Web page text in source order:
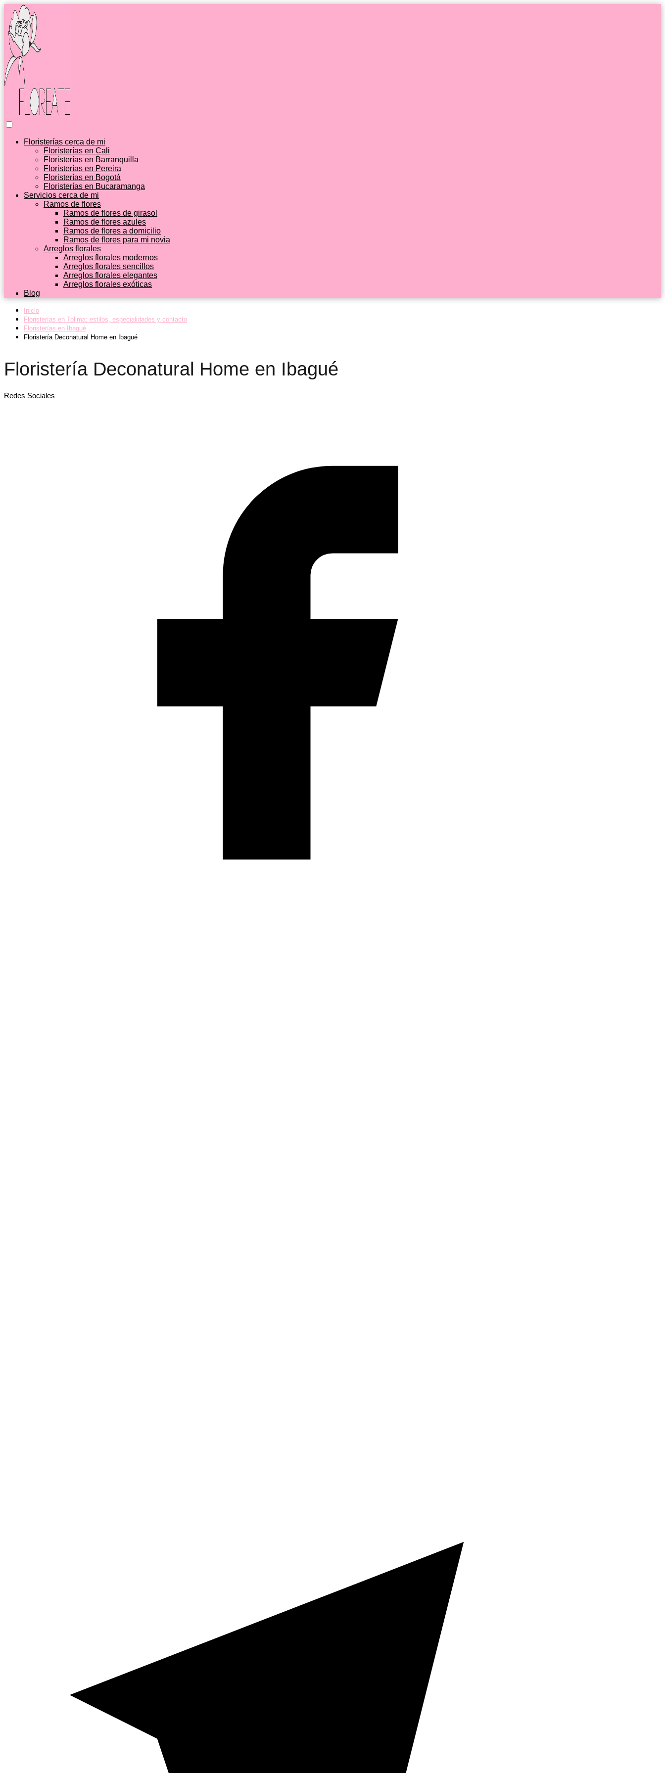
Floristerías cerca de mi
Floristerías en Cali
Floristerías en Barranquilla
Floristerías en Pereira
Floristerías en Bogotá
Floristerías en Bucaramanga
Servicios cerca de mi
Ramos de flores
Ramos de flores de girasol
Ramos de flores azules
Ramos de flores a domicilio
Ramos de flores para mi novia
Arreglos florales
Arreglos florales modernos
Arreglos florales sencillos
Arreglos florales elegantes
Arreglos florales exóticas
Blog
Inicio
Floristerías en Tolima: estilos, especialidades y contacto
Floristerías en Ibagué
Floristería Deconatural Home en Ibagué
Floristería Deconatural Home en Ibagué
Redes Sociales